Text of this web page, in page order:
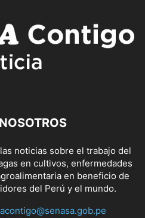
noticias sobre el trabajo del
en cultivos, enfermedades
en beneficio de
del Perú y el mundo.